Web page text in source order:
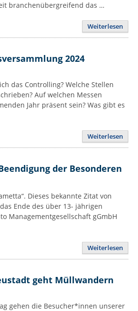
branchenübergreifend das …
Weiterlesen
2024
das Controlling? Welche Stellen
Auf welchen Messen
Jahr präsent sein? Was gibt es
Weiterlesen
der Besonderen
Dieses bekannte Zitat von
Ende des über 13- jährigen
Managementgesellschaft gGmbH
Weiterlesen
geht Müllwandern
gehen die Besucher*innen unserer